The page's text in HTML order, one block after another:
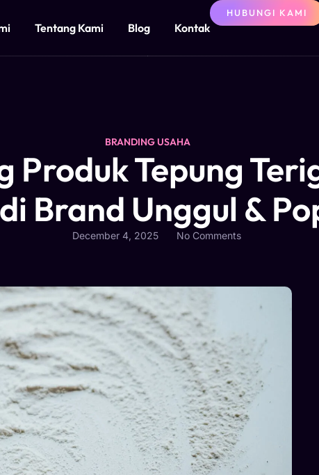
Tentang Kami Blog Kontak
HUBUNGI KAMI
BRANDING USAHA
Tepung
Brand Unggul &
December 4, 2025 No Comments